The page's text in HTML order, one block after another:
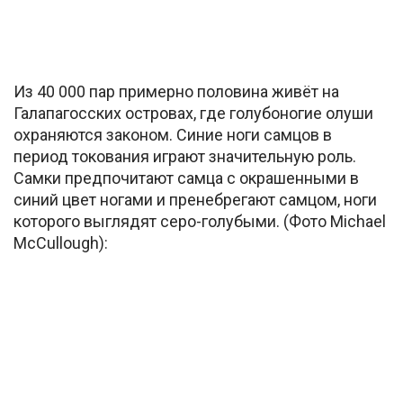
Из 40 000 пар примерно половина живёт на
Галапагосских островах, где голубоногие олуши
охраняются законом. Синие ноги самцов в
период токования играют значительную роль.
Самки предпочитают самца с окрашенными в
синий цвет ногами и пренебрегают самцом, ноги
которого выглядят серо-голубыми. (Фото Michael
McCullough):